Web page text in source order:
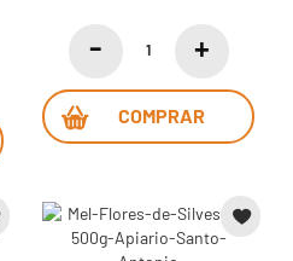
COMPRAR